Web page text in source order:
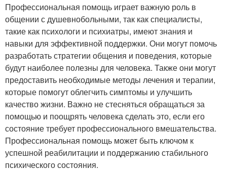
Профессиональная помощь играет важную роль в
общении с душевнобольными, так как специалисты,
такие как психологи и психиатры, имеют знания и
навыки для эффективной поддержки. Они могут помочь
разработать стратегии общения и поведения, которые
будут наиболее полезны для человека. Также они могут
предоставить необходимые методы лечения и терапии,
которые помогут облегчить симптомы и улучшить
качество жизни. Важно не стесняться обращаться за
помощью и поощрять человека сделать это, если его
состояние требует профессионального вмешательства.
Профессиональная помощь может быть ключом к
успешной реабилитации и поддержанию стабильного
психического состояния.